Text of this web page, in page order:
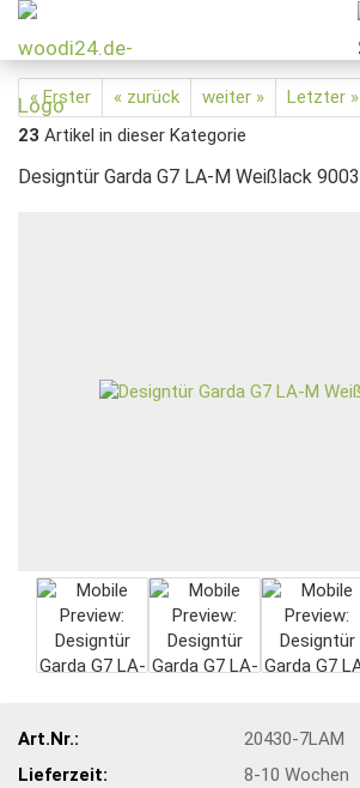
« Erster « zurück weiter »
Letzter »
23 Artikel in dieser Kategorie
Designtür Garda G7 LA-M Weißlack 9003
Art.Nr.:
20430-7LAM
Lieferzeit:
8-10 Wochen